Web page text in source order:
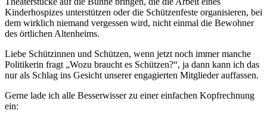
Kinderhospizes unterstützen oder die Schützenfeste organisieren, bei
dem wirklich niemand vergessen wird, nicht einmal die Bewohner
des örtlichen Altenheims.
Liebe Schützinnen und Schützen, wenn jetzt noch immer manche
Politikerin fragt „Wozu braucht es Schützen?“, ja dann kann ich das
nur als Schlag ins Gesicht unserer engagierten Mitglieder auffassen.
Gerne lade ich alle Besserwisser zu einer einfachen Kopfrechnung
ein: